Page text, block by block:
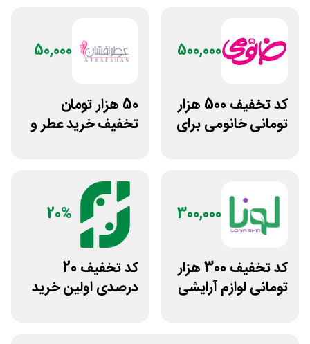
500,000
کد تخفیف 500 هزار
تومانی خانومی برای
50,000
50 هزار تومان
تخفیف خرید عطر و
300,000
کد تخفیف 300 هزار
تومانی لوازم آرایشی
20%
کد تخفیف 20
درصدی اولین خرید